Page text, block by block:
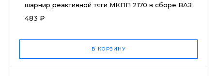
шарнир реактивной тяги МКПП 2170 в сборе ВАЗ
483 ₽
В КОРЗИНУ